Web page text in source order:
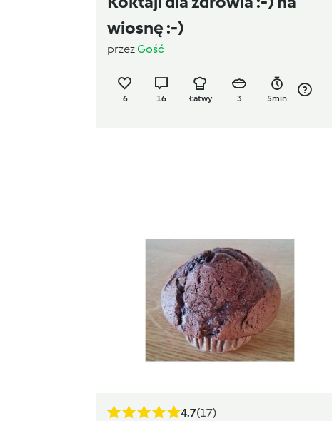
wiosnę :-)
przezGość
6 16 Łatwy 3 5min
4.7(17)